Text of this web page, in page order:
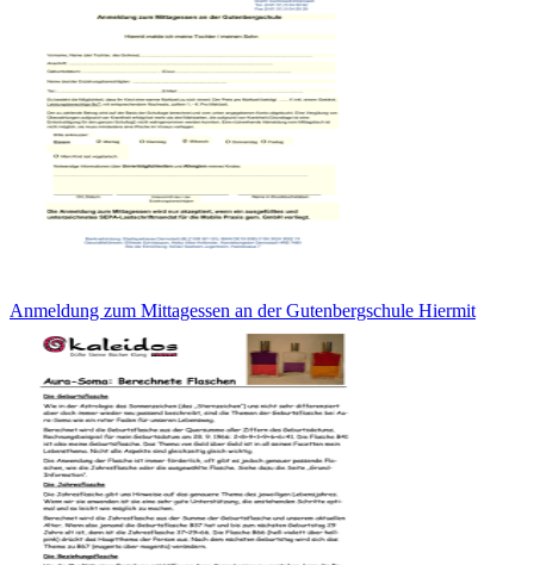
Anmeldung zum Mittagessen an der Gutenbergschule Hiermit